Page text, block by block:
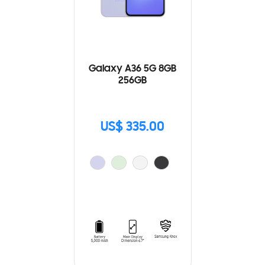
Galaxy A36 5G 8GB
256GB
US$ 335.00